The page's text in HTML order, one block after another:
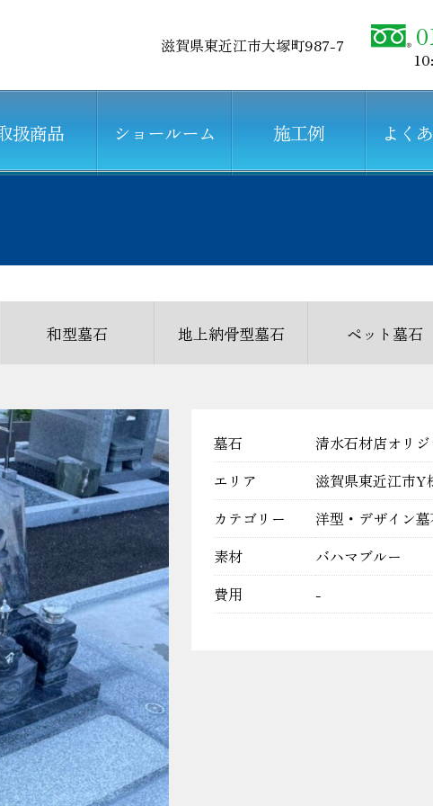
滋賀県東近江市大塚町987-7
扱商品 ショールーム 施工例 よく
和型墓石 地上納骨型墓石 ペット墓石
墓石
清水石材店オリ
エリア
滋賀県東近江市Y
カテゴリー
洋型・デザイン
素材
バハマブルー
費用
-